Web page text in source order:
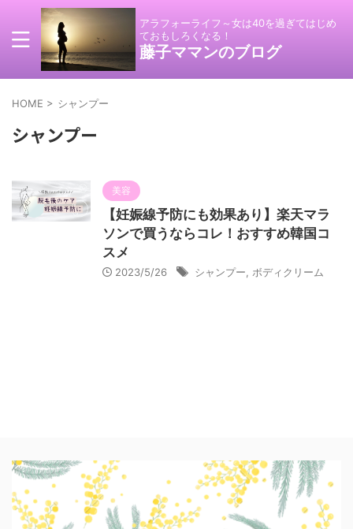
アラフォーライフ～女は40を過ぎてはじめ
ておもしろくなる！
藤子ママンのブログ
HOME > シャンプー
シャンプー
美容
【妊娠線予防にも効果あり】楽天マラ
ソンで買うならコレ！おすすめ韓国コ
スメ
2023/5/26 シャンプー ボディクリーム